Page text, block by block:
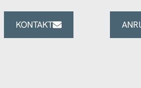
KONTAKT